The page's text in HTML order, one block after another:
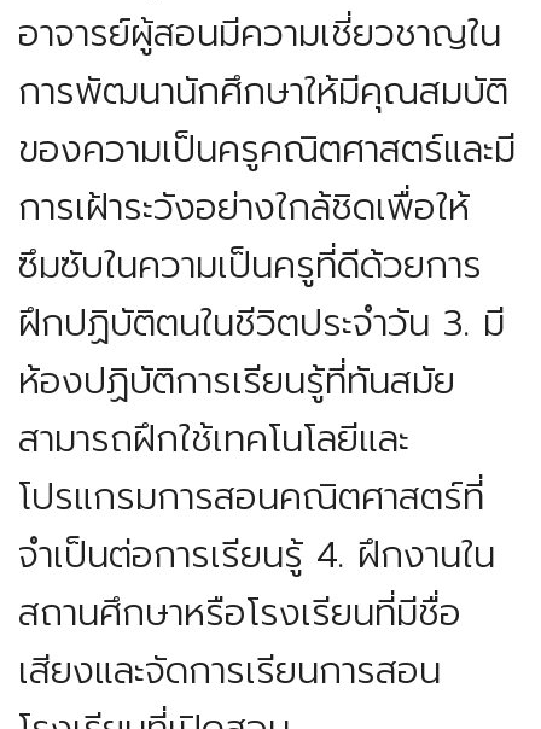
อาจารย์ผู้สอนมีความเชี่ยวชาญใน
การพัฒนานักศึกษาให้มีคุณสมบัติ
ของความเป็นครูคณิตศาสตร์และมี
การเฝ้าระวังอย่างใกล้ชิดเพื่อให้
ซึมซับในความเป็นครูที่ดีด้วยการ
ฝึกปฏิบัติตนในชีวิตประจำวัน 3. มี
ห้องปฏิบัติการเรียนรู้ที่ทันสมัย
สามารถฝึกใช้เทคโนโลยีและ
โปรแกรมการสอนคณิตศาสตร์ที่
จำเป็นต่อการเรียนรู้ 4. ฝึกงานใน
สถานศึกษาหรือโรงเรียนที่มีชื่อ
เสียงและจัดการเรียนการสอน